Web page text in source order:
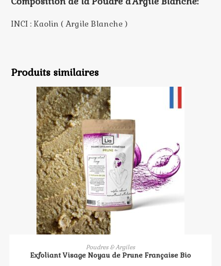
INCI : Kaolin ( Argile Blanche )
Produits similaires
AJOUTER AU PANIER
Poudres & Argiles
Exfoliant Visage Noyau de Prune Française Bio